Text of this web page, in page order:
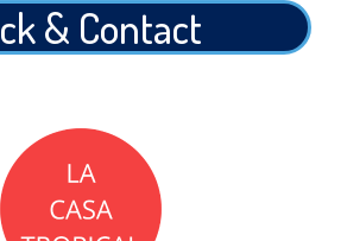
& Contact